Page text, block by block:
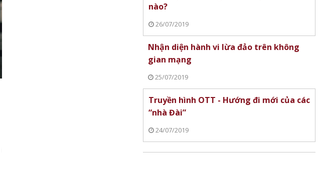
nào?
26/07/2019
Nhận diện hành vi lừa đảo trên không
gian mạng
25/07/2019
Truyền hình OTT - Hướng đi mới của các
“nhà Đài”
24/07/2019